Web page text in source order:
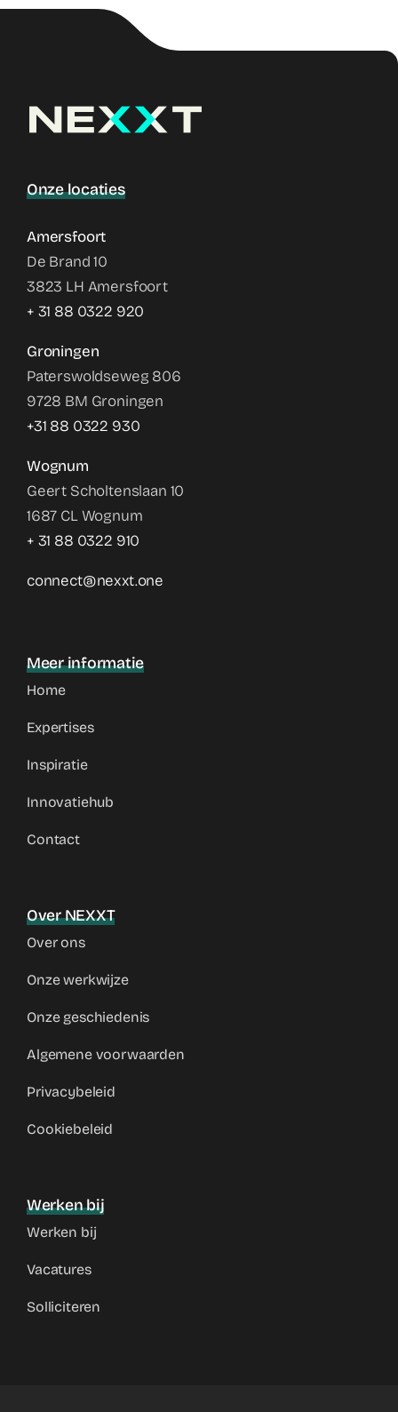
Onze locaties
Amersfoort
De Brand 10
3823 LH Amersfoort
+ 31 88 0322 920
Groningen
Paterswoldseweg 806
9728 BM Groningen
+31 88 0322 930
Wognum
Geert Scholtenslaan 10
1687 CL Wognum
+ 31 88 0322 910
connect@nexxt.one
Meer informatie
Home
Expertises
Inspiratie
Innovatiehub
Contact
Over NEXXT
Over ons
Onze werkwijze
Onze geschiedenis
Algemene voorwaarden
Privacybeleid
Cookiebeleid
Werken bij
Werken bij
Vacatures
Solliciteren